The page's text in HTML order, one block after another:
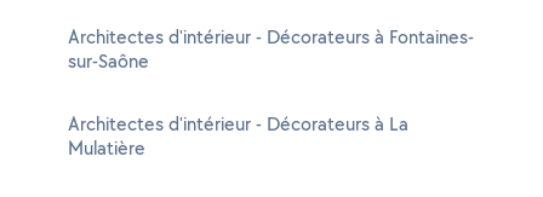
Architectes d'intérieur - Décorateurs à Fontaines-
sur-Saône
Architectes d'intérieur - Décorateurs à La
Mulatière